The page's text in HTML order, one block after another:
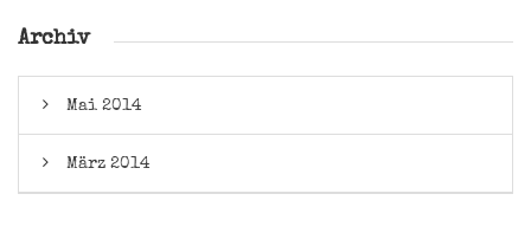
Archiv
Mai 2014
März 2014